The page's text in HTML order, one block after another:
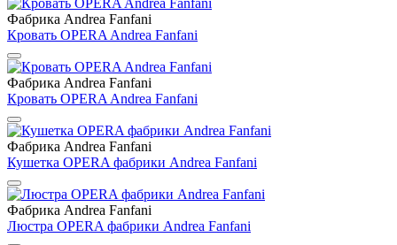
Фабрика Andrea Fanfani
Кровать OPERA Andrea Fanfani
Фабрика Andrea Fanfani
Кровать OPERA Andrea Fanfani
Фабрика Andrea Fanfani
Кушетка OPERA фабрики Andrea Fanfani
Фабрика Andrea Fanfani
Люстра OPERA фабрики Andrea Fanfani